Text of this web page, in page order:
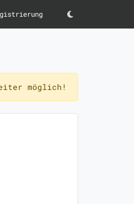
Darkmode
möglich!